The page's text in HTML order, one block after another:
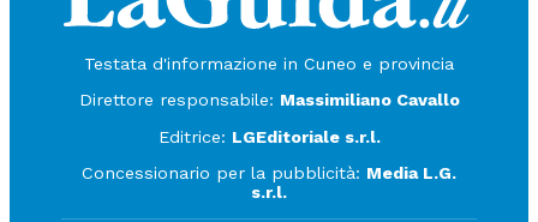
Testata d'informazione in Cuneo e provincia
Direttore responsabile: Massimiliano Cavallo
Editrice: LGEditoriale s.r.l.
Concessionario per la pubblicità: Media L.G.
s.r.l.